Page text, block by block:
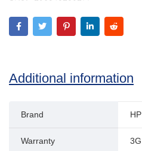
Additional information
Brand HP
Warranty 3G